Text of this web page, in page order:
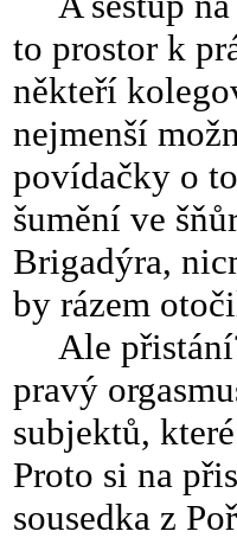
to prostor k
někteří
nejmenší
povídačky o
šumění ve
Brigadýra,
by rázem
Ale
pravý
subjektů,
Proto si na
sousedka z